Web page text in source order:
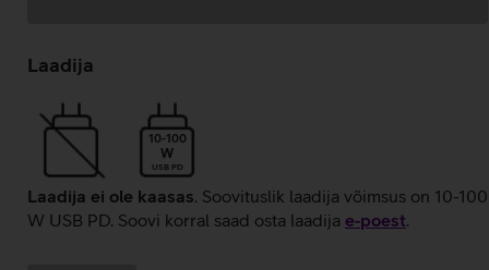
laadimine
Laadija
10-100
W
USB PD
Laadija ei ole kaasas. Soovituslik laadija võimsus on 10-100
W USB PD. Soovi korral saad osta laadija e‑poest.